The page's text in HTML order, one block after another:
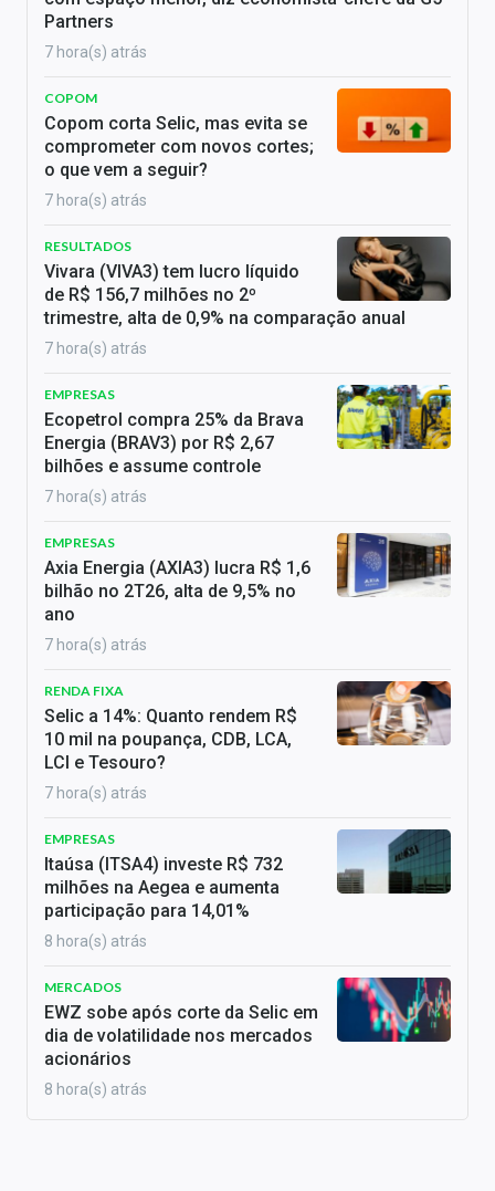
Partners
7 hora(s) atrás
COPOM
Copom corta Selic, mas evita se
comprometer com novos cortes;
o que vem a seguir?
7 hora(s) atrás
RESULTADOS
Vivara (VIVA3) tem lucro líquido
de R$ 156,7 milhões no 2º
trimestre, alta de 0,9% na comparação anual
7 hora(s) atrás
EMPRESAS
Ecopetrol compra 25% da Brava
Energia (BRAV3) por R$ 2,67
bilhões e assume controle
7 hora(s) atrás
EMPRESAS
Axia Energia (AXIA3) lucra R$ 1,6
bilhão no 2T26, alta de 9,5% no
ano
7 hora(s) atrás
RENDA FIXA
Selic a 14%: Quanto rendem R$
10 mil na poupança, CDB, LCA,
LCI e Tesouro?
7 hora(s) atrás
EMPRESAS
Itaúsa (ITSA4) investe R$ 732
milhões na Aegea e aumenta
participação para 14,01%
8 hora(s) atrás
MERCADOS
EWZ sobe após corte da Selic em
dia de volatilidade nos mercados
acionários
8 hora(s) atrás